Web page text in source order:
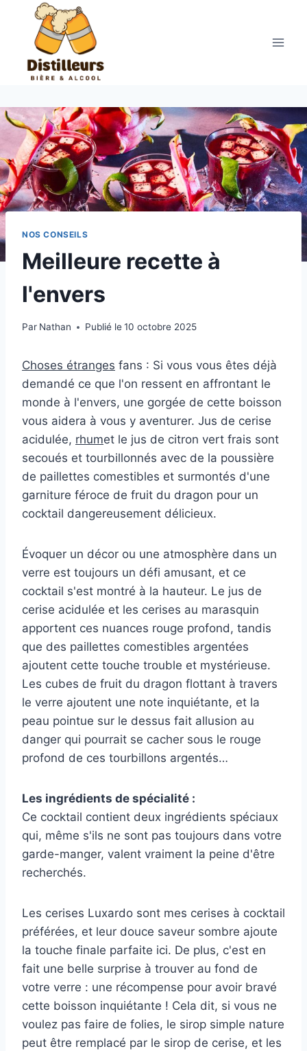
contenu
NOS CONSEILS
Meilleure recette à
l'envers
Par Nathan Publié le 10 octobre 2025
Choses étranges fans : Si vous vous êtes déjà
demandé ce que l'on ressent en affrontant le
monde à l'envers, une gorgée de cette boisson
vous aidera à vous y aventurer. Jus de cerise
acidulée, rhumet le jus de citron vert frais sont
secoués et tourbillonnés avec de la poussière
de paillettes comestibles et surmontés d'une
garniture féroce de fruit du dragon pour un
cocktail dangereusement délicieux.
Évoquer un décor ou une atmosphère dans un
verre est toujours un défi amusant, et ce
cocktail s'est montré à la hauteur. Le jus de
cerise acidulée et les cerises au marasquin
apportent ces nuances rouge profond, tandis
que des paillettes comestibles argentées
ajoutent cette touche trouble et mystérieuse.
Les cubes de fruit du dragon flottant à travers
le verre ajoutent une note inquiétante, et la
peau pointue sur le dessus fait allusion au
danger qui pourrait se cacher sous le rouge
profond de ces tourbillons argentés…
Les ingrédients de spécialité :
Ce cocktail contient deux ingrédients spéciaux
qui, même s'ils ne sont pas toujours dans votre
garde-manger, valent vraiment la peine d'être
recherchés.
Les cerises Luxardo sont mes cerises à cocktail
préférées, et leur douce saveur sombre ajoute
la touche finale parfaite ici. De plus, c'est en
fait une belle surprise à trouver au fond de
votre verre : une récompense pour avoir bravé
cette boisson inquiétante ! Cela dit, si vous ne
voulez pas faire de folies, le sirop simple nature
peut être remplacé par le sirop de cerise, et les